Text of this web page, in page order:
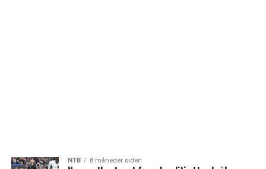
NTB 8 måneder siden